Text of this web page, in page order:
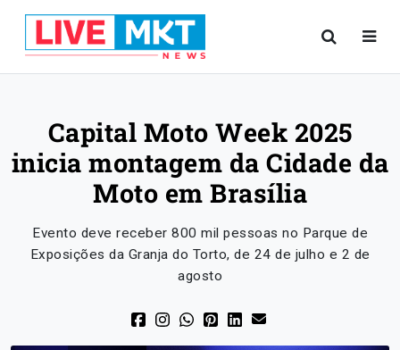
Capital Moto Week 2025
inicia montagem da Cidade da
Moto em Brasília
Evento deve receber 800 mil pessoas no Parque de
Exposições da Granja do Torto, de 24 de julho e 2 de
agosto